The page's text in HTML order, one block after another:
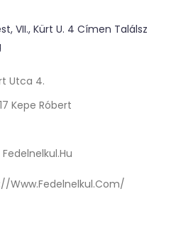
VII., Kürt U. 4 Címen Találsz
Utca 4.
Kepe Róbert
www.fedelnelkul.com/